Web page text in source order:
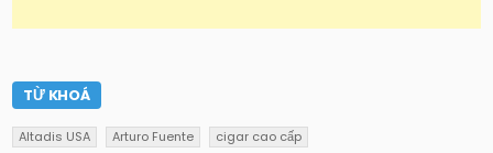
TỪ KHOÁ
Altadis USA Arturo Fuente
cigar cao cấp